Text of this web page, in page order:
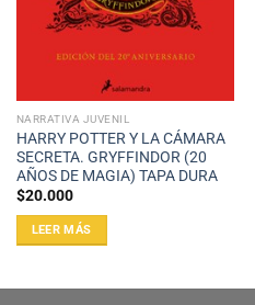
NARRATIVA JUVENIL
HARRY POTTER Y LA CÁMARA
SECRETA. GRYFFINDOR (20
AÑOS DE MAGIA) TAPA DURA
$20.000
LEER MÁS